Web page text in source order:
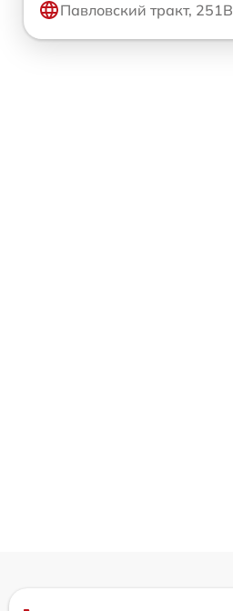
Павловский тракт, 251В